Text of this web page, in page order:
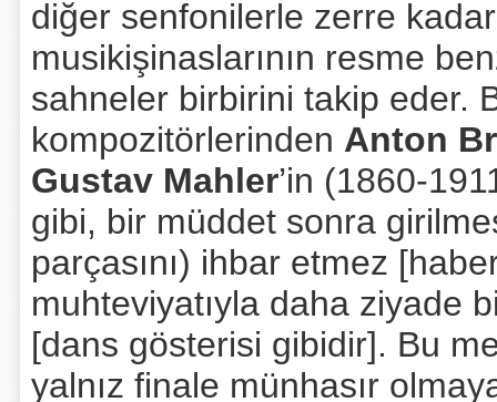
diğer senfonilerle zerre
musikişinaslarının resme
sahneler birbirini takip eder.
kompozitörlerinden Anton
Gustav Mahler’in (1860-
gibi, bir müddet sonra
parçasını) ihbar etmez
muhteviyatıyla daha ziyade
[dans gösterisi gibidir]. Bu
yalnız finale münhasır